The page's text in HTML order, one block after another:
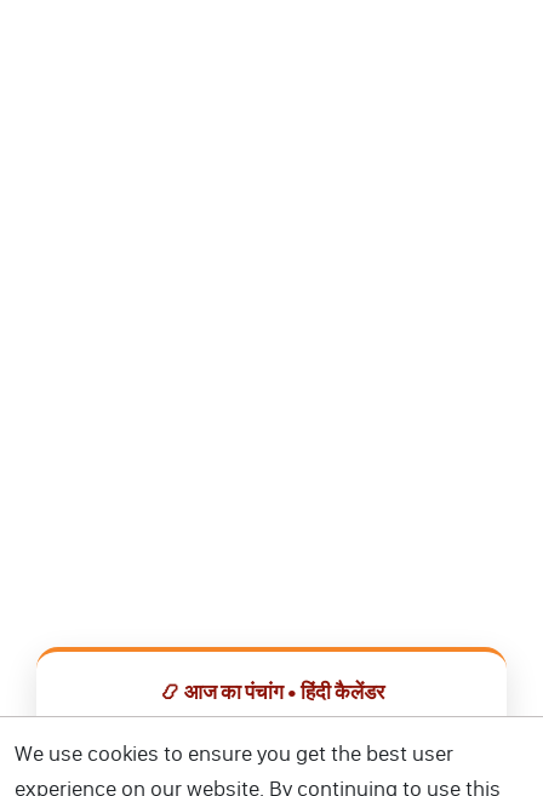
📿 आज का पंचांग • हिंदी कैलेंडर
We use cookies to ensure you get the best user
experience on our website. By continuing to use this